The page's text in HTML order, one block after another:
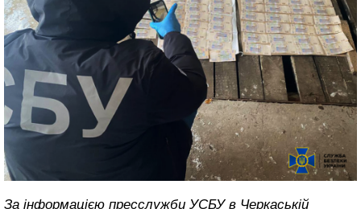
За інформацією пресслужби УСБУ в Черкаській